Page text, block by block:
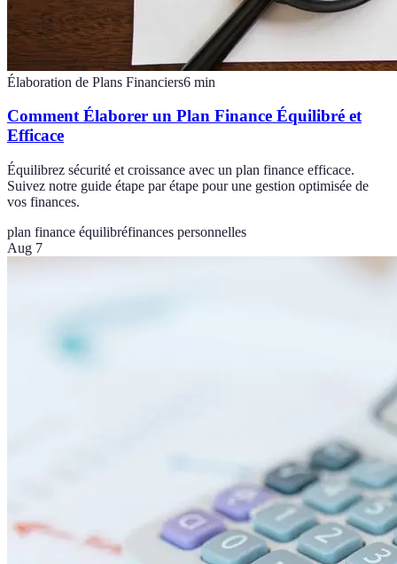
Élaboration de Plans Financiers6 min
Comment Élaborer un Plan Finance Équilibré et
Efficace
Équilibrez sécurité et croissance avec un plan finance efficace.
Suivez notre guide étape par étape pour une gestion optimisée de
vos finances.
plan finance équilibréfinances personnelles
Aug 7